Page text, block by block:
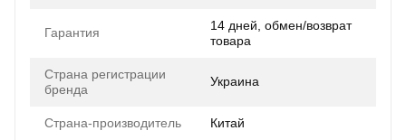
Гарантия
14 дней, обмен/возврат
товара
Страна регистрации
бренда
Украина
Страна-производитель Китай